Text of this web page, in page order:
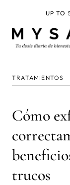
TRATAMIENTOS
Cómo
trucos
UP TO